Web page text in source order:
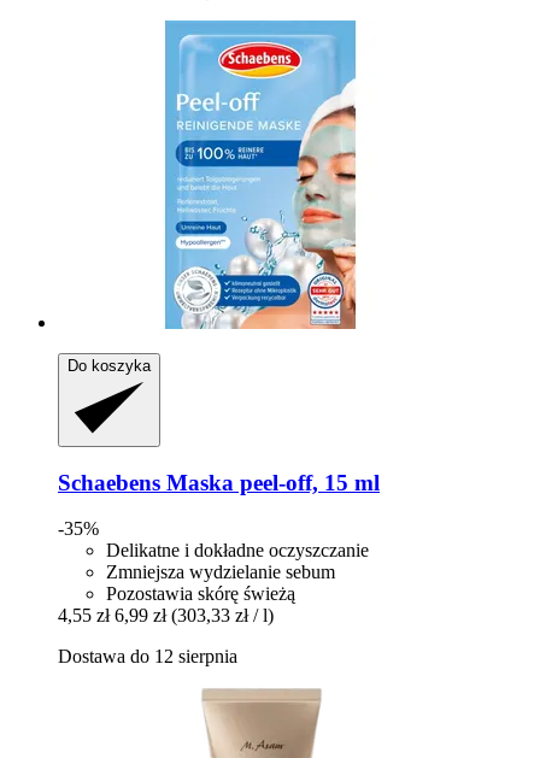
Do koszyka
Schaebens Maska peel-​off, 15 ml
-35%
Delikatne i dokładne oczyszczanie
Zmniejsza wydzielanie sebum
Pozostawia skórę świeżą
4,55 zł 6,99 zł (303,33 zł / l)
Dostawa do 12 sierpnia